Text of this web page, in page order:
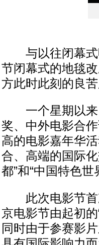
与以往闭幕式
节闭幕式的地毯
方此时此刻的良苦
一个星期以来
奖、中外电影合
高的电影嘉年华
合、高端的国际
都”和“中国特色
此次电影节首
京电影节由起初
同时由于参赛影